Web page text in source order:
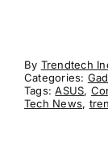
By Trendtech
Categories:
Tags:ASUS,
Tech News,